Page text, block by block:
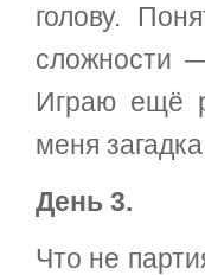
голову.
сложности
Играю ещё
меня
День 3.
Что не